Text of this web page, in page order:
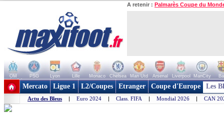
A retenir : Palmarès Coupe du
OM PSG Lyon Lille Monaco Chelsea Man Utd Arsenal Liverpool ManCity
+ de clubs
Mercato Ligue 1 L2/Coupes Etranger Coupe d'Europe Les
Actu des Bleus | Euro 2024 | Class. FIFA | Mondial 2026 | CAN